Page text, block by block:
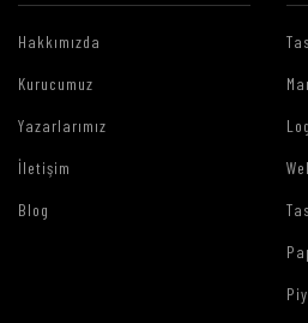
Hakkımızda
Kurucumuz
Yazarlarımız
İletişim
Blog